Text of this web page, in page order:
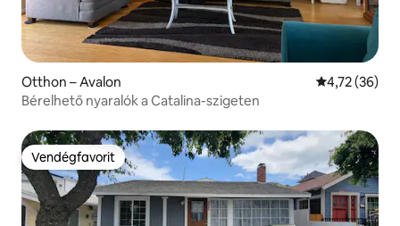
Otthon – Avalon Átlagos
4,72 (36)
Bérelhető nyaralók a Catalina-szigeten
Vendégfavorit
Vendégfavorit